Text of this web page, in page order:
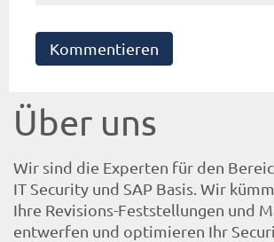
Kommentieren
Über uns
Wir sind die Experten für den
IT Security und SAP Basis. Wir
Ihre Revisions-Feststellungen und
entwerfen und optimieren Ihr